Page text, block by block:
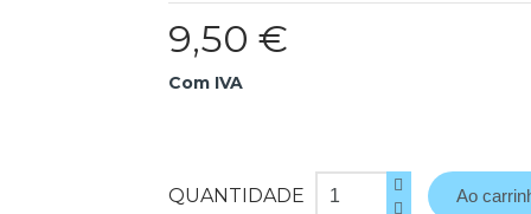
9,50 €
Com IVA
QUANTIDADE Ao